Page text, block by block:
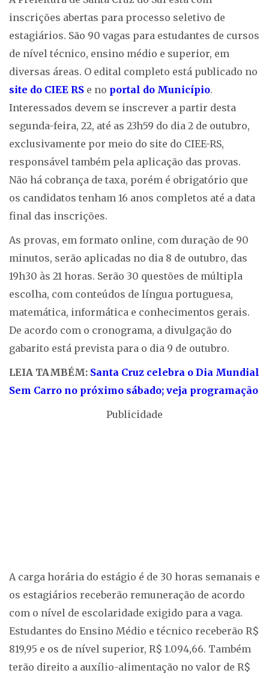
inscrições abertas para processo seletivo de
estagiários. São 90 vagas para estudantes de cursos
de nível técnico, ensino médio e superior, em
diversas áreas. O edital completo está publicado no
site do CIEE RS e no portal do Município.
Interessados devem se inscrever a partir desta
segunda-feira, 22, até as 23h59 do dia 2 de outubro,
exclusivamente por meio do site do CIEE-RS,
responsável também pela aplicação das provas.
Não há cobrança de taxa, porém é obrigatório que
os candidatos tenham 16 anos completos até a data
final das inscrições.
As provas, em formato online, com duração de 90
minutos, serão aplicadas no dia 8 de outubro, das
19h30 às 21 horas. Serão 30 questões de múltipla
escolha, com conteúdos de língua portuguesa,
matemática, informática e conhecimentos gerais.
De acordo com o cronograma, a divulgação do
gabarito está prevista para o dia 9 de outubro.
LEIA TAMBÉM: Santa Cruz celebra o Dia Mundial
Sem Carro no próximo sábado; veja programação
Publicidade
A carga horária do estágio é de 30 horas semanais e
os estagiários receberão remuneração de acordo
com o nível de escolaridade exigido para a vaga.
Estudantes do Ensino Médio e técnico receberão R$
819,95 e os de nível superior, R$ 1.094,66. Também
terão direito a auxílio-alimentação no valor de R$